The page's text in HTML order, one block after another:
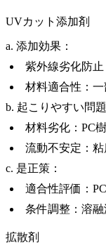
UVカット添加剤
a. 添加効果：
紫外線劣化防止
材料適合性：一
b. 起こりやすい問題
材料劣化：PC
流動不安定：粘
c. 是正策：
適合性評価：
条件調整：溶
拡散剤